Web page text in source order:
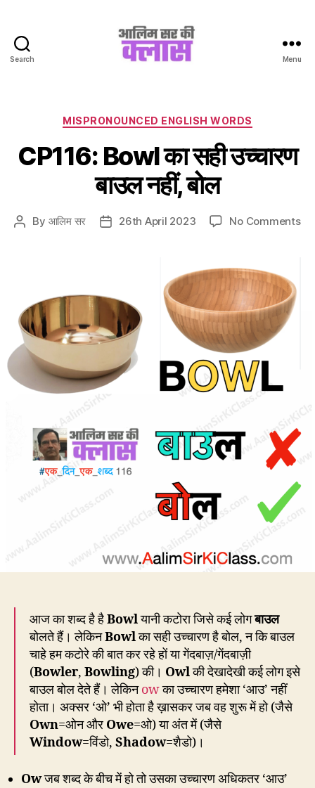
Search
Class
Menu
Categories
MISPRONOUNCED ENGLISH WORDS
CP116: Bowl का सही उच्चारण
बाउल नहीं, बोल
Post
By आलिम सर
Post26th April 2023 No Commentson
आज का शब्द है हैBowlयानी कटोरा जिसे कई लोगबाउल
बोलते हैं। लेकिनBowlका सही उच्चारण है बोल, न कि बाउल
चाहे हम कटोरे की बात कर रहे हों या गेंदबाज़/गेंदबाज़ी
(Bowler, Bowling) की। Owlकी देखादेखी कई लोग इसे
बाउल बोल देते हैं। लेकिनowका उच्चारण हमेशा ‘आउ’ नहीं
होता। अक्सर ‘ओ’ भी होता है ख़ासकर जब वह शुरू में हो (जैसे
Own=ओन और Owe=ओ) या अंत में (जैसे
Window=विंडो, Shadow=शैडो)।
Owजब शब्द के बीच में हो तो उसका उच्चारण अधिकतर ‘आउ’